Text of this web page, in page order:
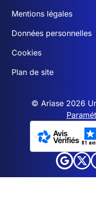
Mentions légales
Données personnelles
Cookies
Plan de site
© Ariase 2026
81